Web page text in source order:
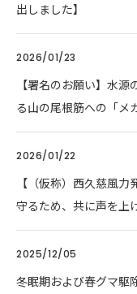
出しました】
2026/01/23
【署名のお願い】水
る山の尾根筋への「メ
2026/01/22
【（仮称）西久慈風
守るため、共に声を上
2025/12/05
冬眠期および春グマ駆